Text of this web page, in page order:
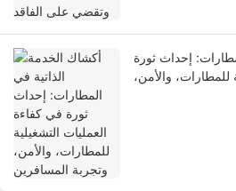
إحداث ثورة
للمطارات، والأمن،